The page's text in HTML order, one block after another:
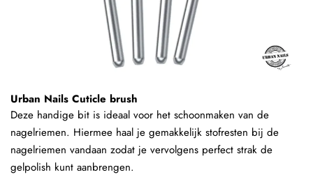
Urban Nails Cuticle brush
Deze handige bit is ideaal voor het schoonmaken van de
nagelriemen. Hiermee haal je gemakkelijk stofresten bij de
nagelriemen vandaan zodat je vervolgens perfect strak de
gelpolish kunt aanbrengen.